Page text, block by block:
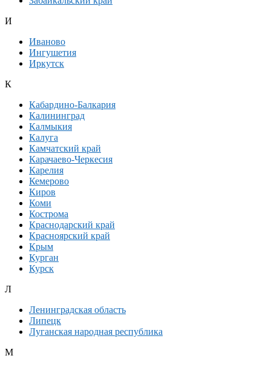
И
Иваново
Ингушетия
Иркутск
К
Кабардино-Балкария
Калининград
Калмыкия
Калуга
Камчатский край
Карачаево-Черкесия
Карелия
Кемерово
Киров
Коми
Кострома
Краснодарский край
Красноярский край
Крым
Курган
Курск
Л
Ленинградская область
Липецк
Луганская народная республика
М